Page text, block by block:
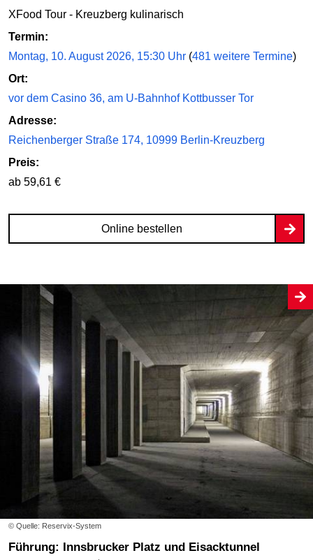
XFood Tour - Kreuzberg kulinarisch
Termin:
Montag, 10. August 2026, 15:30 Uhr (481 weitere Termine)
Ort:
vor dem Casino 36, am U-Bahnhof Kottbusser Tor
Adresse:
Reichenberger Straße 174, 10999 Berlin-Kreuzberg
Preis:
ab 59,61 €
Online bestellen
© Quelle: Reservix-System
Führung: Innsbrucker Platz und Eisacktunnel